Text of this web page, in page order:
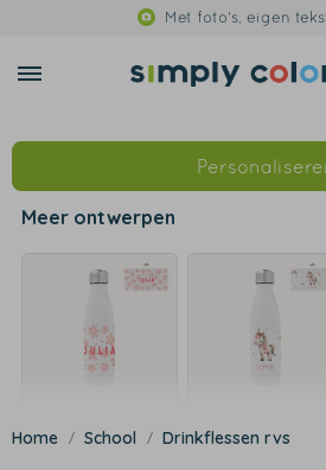
Met foto's, eigen
Meer ontwerpen
School Drinkflessen rvs